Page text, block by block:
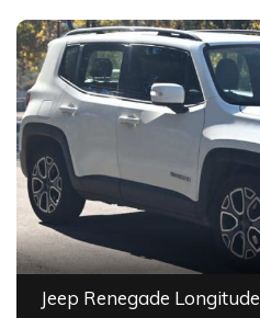
Jeep Renegade Longitude